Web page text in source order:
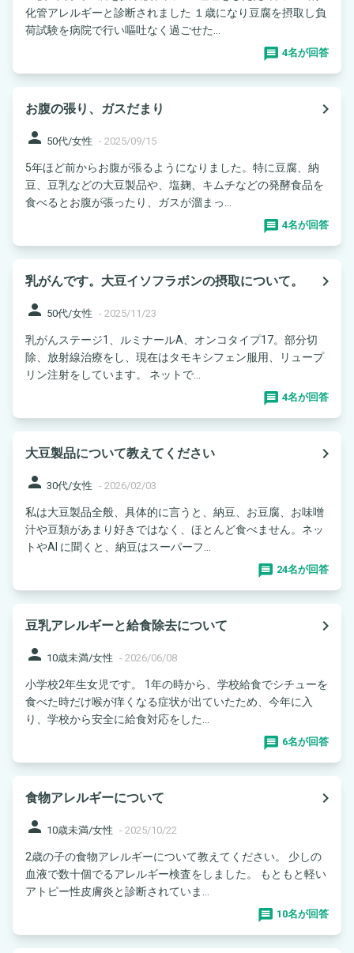
化管アレルギーと診断されました １歳になり豆腐を摂取し負
荷試験を病院で行い嘔吐なく過ごせた...
4名が回答
お腹の張り、ガスだまり
navigate_next
person 50代/女性 - 2025/09/15
5年ほど前からお腹が張るようになりました。特に豆腐、納
豆、豆乳などの大豆製品や、塩麹、キムチなどの発酵食品を
食べるとお腹が張ったり、ガスが溜まっ...
4名が回答
乳がんです。大豆イソフラボンの摂取について。
navigate_next
person 50代/女性 - 2025/11/23
乳がんステージ1、ルミナールA、オンコタイプ17。部分切
除、放射線治療をし、現在はタモキシフェン服用、リュープ
リン注射をしています。 ネットで...
4名が回答
大豆製品について教えてください
navigate_next
person 30代/女性 - 2026/02/03
私は大豆製品全般、具体的に言うと、納豆、お豆腐、お味噌
汁や豆類があまり好きではなく、ほとんど食べません。ネッ
トやAI に聞くと、納豆はスーパーフ...
24名が回答
豆乳アレルギーと給食除去について
navigate_next
person 10歳未満/女性 - 2026/06/08
小学校2年生女児です。 1年の時から、学校給食でシチューを
食べた時だけ喉が痒くなる症状が出ていたため、今年に入
り、学校から安全に給食対応をした...
6名が回答
食物アレルギーについて
navigate_next
person 10歳未満/女性 - 2025/10/22
2歳の子の食物アレルギーについて教えてください。 少しの
血液で数十個でるアレルギー検査をしました。 もともと軽い
アトピー性皮膚炎と診断されていま...
10名が回答